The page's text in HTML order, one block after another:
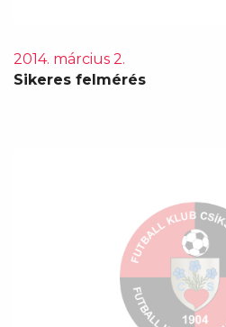
2014. március 2.
Sikeres felmérés